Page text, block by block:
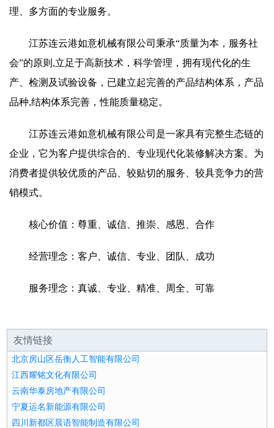
理、多方面的专业服务。
江苏连云港如意机械有限公司秉承“质量为本，服务社
会”的原则,立足于高新技术，科学管理，拥有现代化的生
产、检测及试验设备，已建立起完善的产品结构体系，产品
品种,结构体系完善，性能质量稳定。
江苏连云港如意机械有限公司是一家具有完整生态链的
企业，它为客户提供综合的、专业现代化装修解决方案。为
消费者提供较优质的产品、较贴切的服务、较具竞争力的营
销模式。
核心价值：尊重、诚信、推崇、感恩、合作
经营理念：客户、诚信、专业、团队、成功
服务理念：真诚、专业、精准、周全、可靠
友情链接
北京房山区岳衡人工智能有限公司
江西耀铭文化有限公司
云南华泰房地产有限公司
宁夏运名新能源有限公司
四川新都区晨语智能制造有限公司